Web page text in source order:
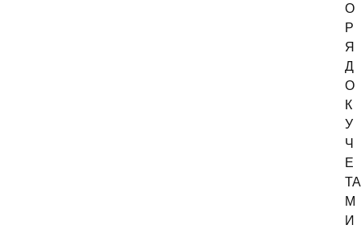
О
Р
Я
Д
О
К
У
Ч
Е
ТА
М
И